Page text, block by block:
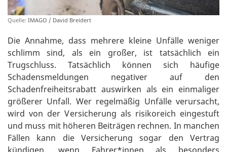
Quelle: IMAGO / David Breidert
Die Annahme, dass mehrere kleine Unfälle weniger
schlimm sind, als ein großer, ist tatsächlich ein
Trugschluss. Tatsächlich können sich häufige
Schadensmeldungen negativer auf den
Schadenfreiheitsrabatt auswirken als ein einmaliger
größerer Unfall. Wer regelmäßig Unfälle verursacht,
wird von der Versicherung als risikoreich eingestuft
und muss mit höheren Beiträgen rechnen. In manchen
Fällen kann die Versicherung sogar den Vertrag